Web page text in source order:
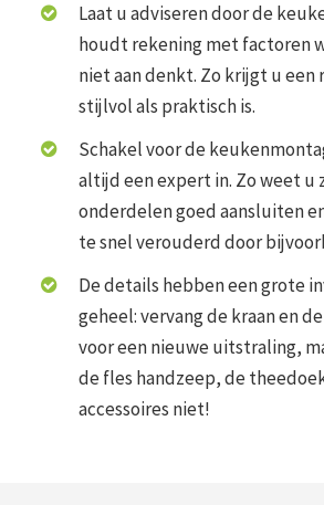
Laat u adviseren door de
houdt rekening met factoren
niet aan denkt. Zo krijgt u
stijlvol als praktisch is.
Schakel voor de
altijd een expert in. Zo weet u
onderdelen goed aansluiten
te snel verouderd door
De details hebben een grote
geheel: vervang de kraan en
voor een nieuwe uitstraling,
de fles handzeep, de
accessoires niet!